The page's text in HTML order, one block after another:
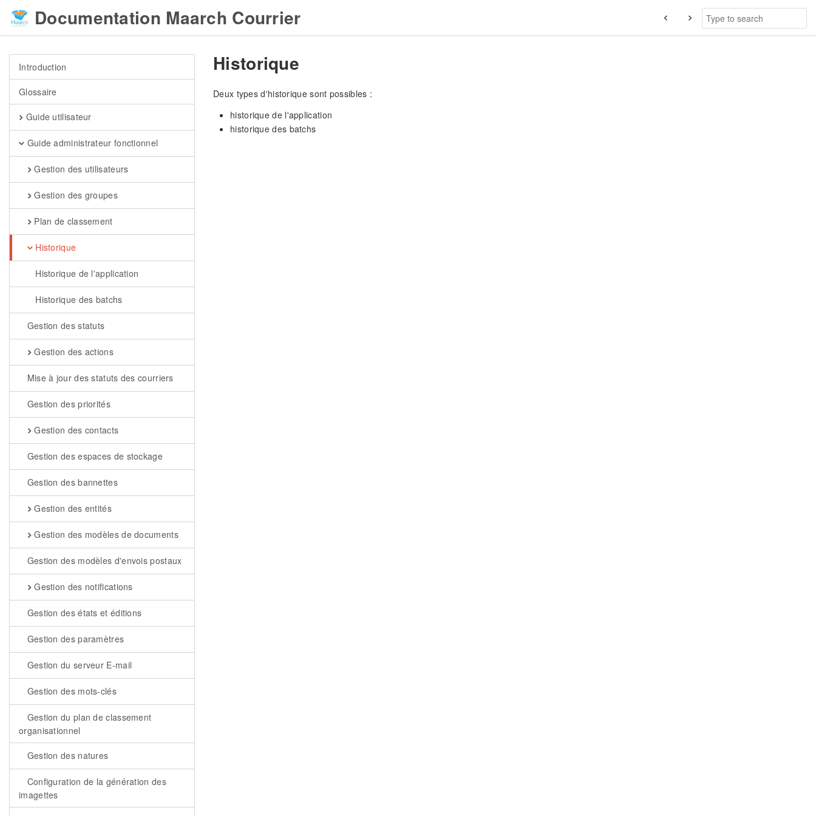
Documentation Maarch Courrier
Introduction
Glossaire
Guide utilisateur
Guide administrateur fonctionnel
Gestion des utilisateurs
Gestion des groupes
Plan de classement
Historique
Historique de l'application
Historique des batchs
Gestion des statuts
Gestion des actions
Mise à jour des statuts des courriers
Gestion des priorités
Gestion des contacts
Gestion des espaces de stockage
Gestion des bannettes
Gestion des entités
Gestion des modèles de documents
Gestion des modèles d'envois postaux
Gestion des notifications
Gestion des états et éditions
Gestion des paramètres
Gestion du serveur E-mail
Gestion des mots-clés
Gestion du plan de classement
organisationnel
Gestion des natures
Configuration de la génération des
imagettes
Historique
Deux types d'historique sont possibles :
historique de l'application
historique des batchs